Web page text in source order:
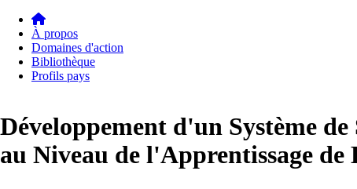
Main
navigation
À propos
Domaines d'action
Bibliothèque
Profils pays
Développement d'un Système
au Niveau de l'Apprentissage de